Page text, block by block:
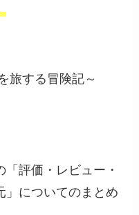
旅する冒険記～
評価・レビュー・
」についてのまとめ